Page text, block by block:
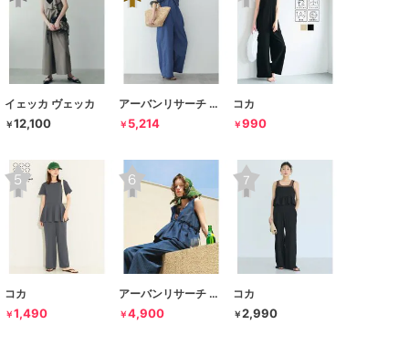
イェッカ ヴェッカ
￥12,100
アーバンリサーチ サニーレーベル
￥ 5,214
コカ
￥990
コカ
￥1,490
アーバンリサーチ サニーレーベル
￥4,900
コカ
￥2,990